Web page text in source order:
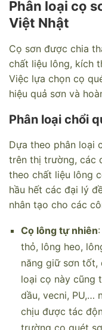
Phân loại cọ
Việt Nhật
Cọ sơn được chia
chất liệu lông, kích
Việc lựa chọn cọ
hiệu quả sơn và
Phân loại chổi
Dựa theo phân loại
trên thị trường, các
theo chất liệu lông
hầu hết các đại lý
nhân tạo cho các
Cọ lông tự nhiên
thỏ, lông heo,
năng giữ sơn tốt,
loại cọ này cũng
dầu, vecni, PU,…
chịu được tác
trường cọ quét